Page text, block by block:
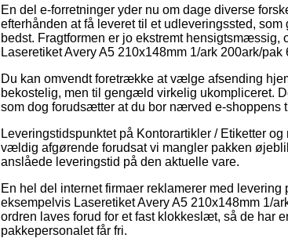
En del e-forretninger yder nu om dage diverse
efterhånden at få leveret til et udleveringssted,
bedst. Fragtformen er jo ekstremt
Laseretiket Avery A5 210x148mm 1/ark 200ark/pak
Du kan omvendt foretrække at vælge afsending
bekostelig, men til gengæld virkelig ukompliceret.
som dog forudsætter at du bor nærved e-shoppens
Leveringstidspunktet på Kontorartikler / Etiketter
vældig afgørende forudsat vi mangler pakken
anslåede leveringstid på den aktuelle vare.
En hel del internet firmaer reklamerer med
eksempelvis Laseretiket Avery A5 210x148mm 1/
ordren laves forud for et fast klokkeslæt, så de har
pakkepersonalet får fri.